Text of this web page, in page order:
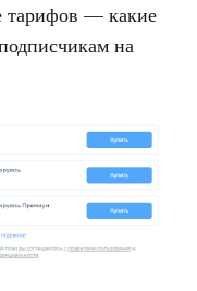
тарифов — какие
на